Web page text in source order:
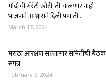
मोदींची गॅरंटी खोटी; ती चालणार नाही
भाजपाने आश्वासने दिली पण ती...
March 17, 2024
मराठा आरक्षण सल्लागार समितीची बैठक
संपन्न
February 5, 2024